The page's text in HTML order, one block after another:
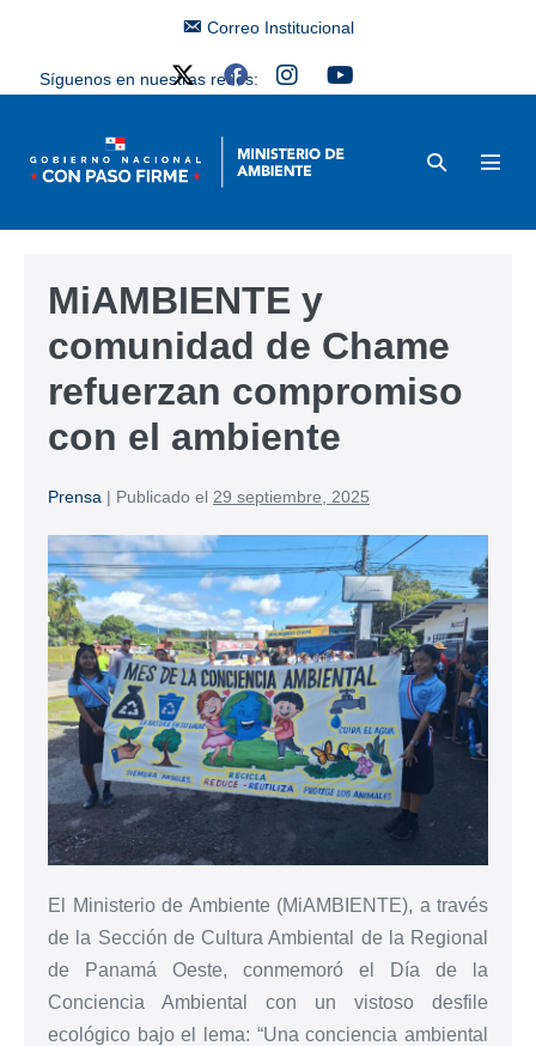
Correo Institucional
Síguenos en nuestras redes:
MiAMBIENTE y
comunidad de Chame
refuerzan compromiso
con el ambiente
Prensa | Publicado el 29 septiembre, 2025
El Ministerio de Ambiente (MiAMBIENTE), a través
de la Sección de Cultura Ambiental de la Regional
de Panamá Oeste, conmemoró el Día de la
Conciencia Ambiental con un vistoso desfile
ecológico bajo el lema: “Una conciencia ambiental